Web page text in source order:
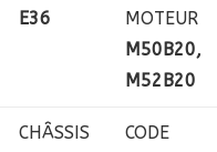
E36
MOTEUR
M50B20,
M52B20
CHÂSSIS
CODE